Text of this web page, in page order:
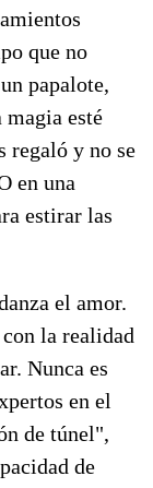
que no
papalote,
esté
regaló y no se
en una
estirar las
el amor.
la realidad
Nunca es
en el
de túnel",
de